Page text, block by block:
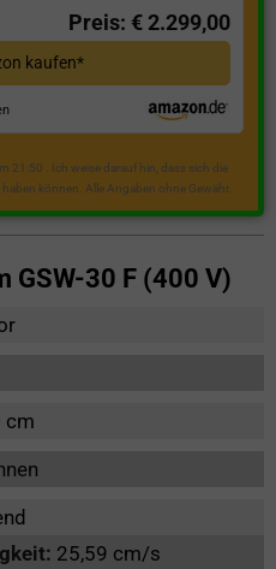
Preis: € 2.299,00
kaufen*
21:50 . Ich weise darauf hin, dass sich die
können. Alle Angaben ohne Gewähr.
GSW-30 F (400 V)
cm
25,59 cm/s